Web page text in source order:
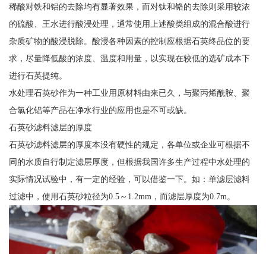
稀酸对铁和铝的去除均有显著效果，而对钛和铬的去除则采用较浓
的硫酸、王水进行酸浸处理，通常使用上述酸类组成的混合酸进行
杂质矿物的酸浸脱除。酸浸各种因素的控制应根据石英终品位的要
求，尽量降低酸的浓度、温度和用量，以实现在较低的选矿成本下
进行石英提纯。
水处理石英砂作为一种工业用原材料由来已久，与聚丙烯酰胺、聚
合氯化铝等产品在净水行业的应用也是不可或缺。
石英砂滤料滤层的厚度
石英砂滤料滤层的厚度本没有硬性的规定，各单位或企业可根据不
同的水质自行制定滤层厚度，但根据我国许多生产过程中水处理的
实际情况试验中，有一定的经验，可以借鉴一下。如：单滤层滤料
过滤中，使用石英砂粒径为0.5～1.2mm，而滤层厚度为0.7m。